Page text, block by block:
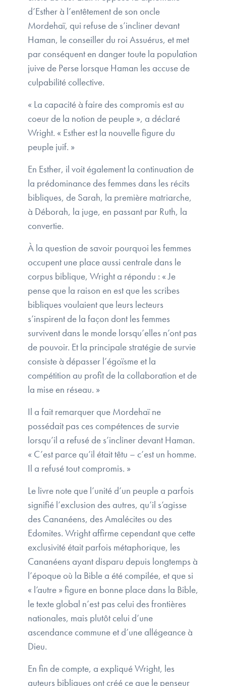
d’Esther à l’entêtement de son oncle
Mordehaï, qui refuse de s’incliner devant
Haman, le conseiller du roi Assuérus, et met
par conséquent en danger toute la population
juive de Perse lorsque Haman les accuse de
culpabilité collective.
« La capacité à faire des compromis est au
coeur de la notion de peuple », a déclaré
Wright. « Esther est la nouvelle figure du
peuple juif. »
En Esther, il voit également la continuation de
la prédominance des femmes dans les récits
bibliques, de Sarah, la première matriarche,
à Déborah, la juge, en passant par Ruth, la
convertie.
À la question de savoir pourquoi les femmes
occupent une place aussi centrale dans le
corpus biblique, Wright a répondu : « Je
pense que la raison en est que les scribes
bibliques voulaient que leurs lecteurs
s’inspirent de la façon dont les femmes
survivent dans le monde lorsqu’elles n’ont pas
de pouvoir. Et la principale stratégie de survie
consiste à dépasser l’égoïsme et la
compétition au profit de la collaboration et de
la mise en réseau. »
Il a fait remarquer que Mordehaï ne
possédait pas ces compétences de survie
lorsqu’il a refusé de s’incliner devant Haman.
« C’est parce qu’il était têtu – c’est un homme.
Il a refusé tout compromis. »
Le livre note que l’unité d’un peuple a parfois
signifié l’exclusion des autres, qu’il s’agisse
des Cananéens, des Amalécites ou des
Edomites. Wright affirme cependant que cette
exclusivité était parfois métaphorique, les
Cananéens ayant disparu depuis longtemps à
l’époque où la Bible a été compilée, et que si
« l’autre » figure en bonne place dans la Bible,
le texte global n’est pas celui des frontières
nationales, mais plutôt celui d’une
ascendance commune et d’une allégeance à
Dieu.
En fin de compte, a expliqué Wright, les
auteurs bibliques ont créé ce que le penseur